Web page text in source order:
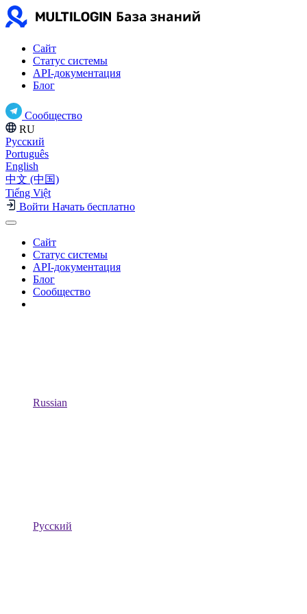
Сайт
Статус системы
API-документация
Блог
Сообщество
RU
Русский
Português
English
中文 (中国)
Tiếng Việt
Войти Начать бесплатно
Сайт
Статус системы
API-документация
Блог
Сообщество
Russian
Русский